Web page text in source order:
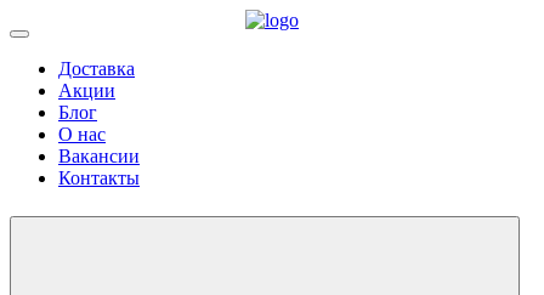
Доставка
Акции
Блог
О нас
Вакансии
Контакты